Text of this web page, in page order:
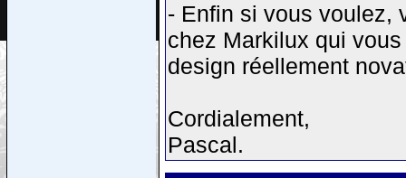
- Enfin si vous voulez,
chez Markilux qui
design réellement
Cordialement,
Pascal.